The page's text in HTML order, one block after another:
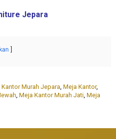
Jepara
Murah Jepara Meja Kantor,
Meja Kantor Murah Jati Meja